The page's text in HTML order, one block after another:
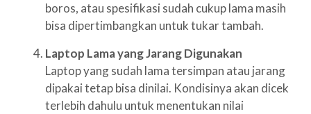
boros, atau spesifikasi sudah cukup lama masih
bisa dipertimbangkan untuk tukar tambah.
Laptop Lama yang Jarang Digunakan
Laptop yang sudah lama tersimpan atau jarang
dipakai tetap bisa dinilai. Kondisinya akan dicek
terlebih dahulu untuk menentukan nilai